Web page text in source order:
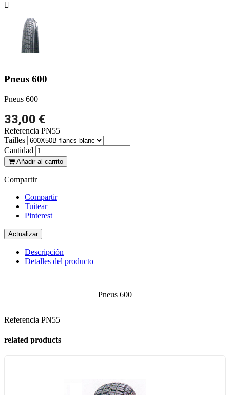

Pneus 600
Pneus 600
33,00 €
Referencia PN55
Tailles
Cantidad
Añadir al carrito
Compartir
Compartir
Tuitear
Pinterest
Descripción
Detalles del producto
Pneus 600
Referencia PN55
related products